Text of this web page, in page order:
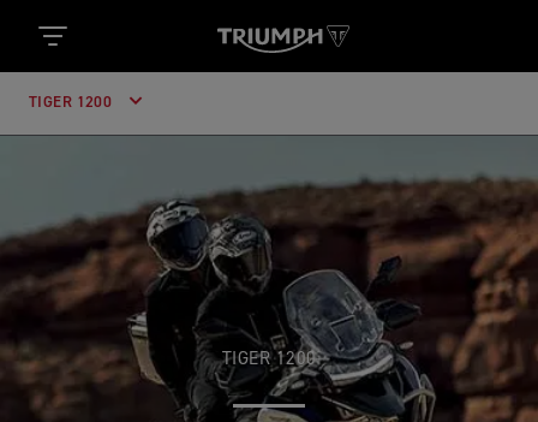
TIGER 1200
TIGER 1200